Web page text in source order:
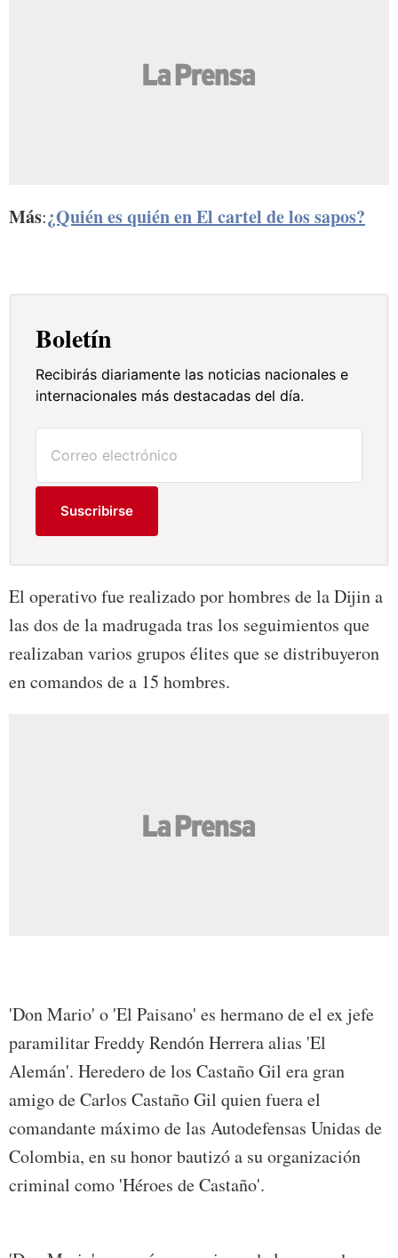
Más:¿Quién es quién en El cartel de los sapos?
Boletín
Recibirás diariamente las noticias nacionales e
internacionales más destacadas del día.
Suscribirse
El operativo fue realizado por hombres de la Dijin a
las dos de la madrugada tras los seguimientos que
realizaban varios grupos élites que se distribuyeron
en comandos de a 15 hombres.
'Don Mario' o 'El Paisano' es hermano de el ex jefe
paramilitar Freddy Rendón Herrera alias 'El
Alemán'. Heredero de los Castaño Gil era gran
amigo de Carlos Castaño Gil quien fuera el
comandante máximo de las Autodefensas Unidas de
Colombia, en su honor bautizó a su organización
criminal como 'Héroes de Castaño'.